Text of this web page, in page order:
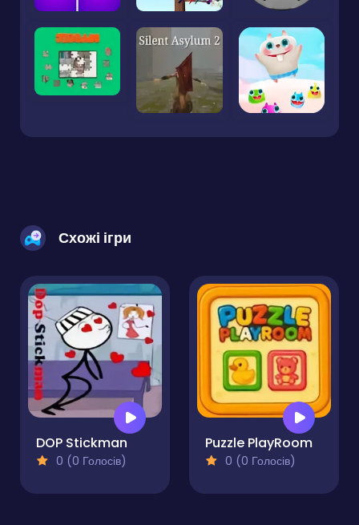
Схожі ігри
DOP Stickman
0 (0 Голосів)
Puzzle PlayRoom
0 (0 Голосів)